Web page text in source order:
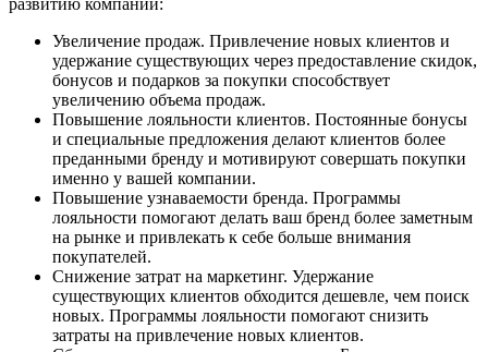
Увеличение продаж. Привлечение новых клиентов и
удержание существующих через предоставление скидок,
бонусов и подарков за покупки способствует
увеличению объема продаж.
Повышение лояльности клиентов. Постоянные бонусы
и специальные предложения делают клиентов более
преданными бренду и мотивируют совершать покупки
именно у вашей компании.
Повышение узнаваемости бренда. Программы
лояльности помогают делать ваш бренд более заметным
на рынке и привлекать к себе больше внимания
покупателей.
Снижение затрат на маркетинг. Удержание
существующих клиентов обходится дешевле, чем поиск
новых. Программы лояльности помогают снизить
затраты на привлечение новых клиентов.